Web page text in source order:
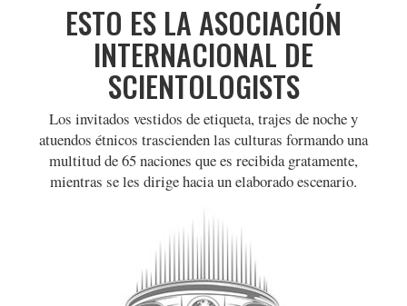
ESTO ES LA ASOCIACIÓN
INTERNACIONAL DE
SCIENTOLOGISTS
Los invitados vestidos de etiqueta, trajes de noche y
atuendos étnicos trascienden las culturas formando una
multitud de 65 naciones que es recibida gratamente,
mientras se les dirige hacia un elaborado escenario.